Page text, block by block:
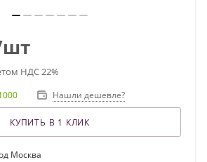
НДС 22%
Нашли дешевле?
КУПИТЬ В 1 КЛИК
Москва